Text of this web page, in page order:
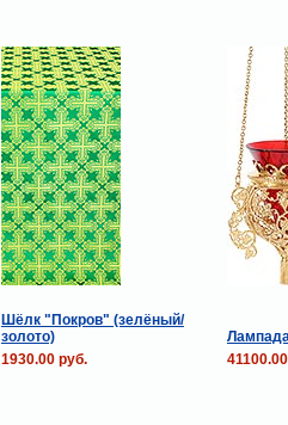
Шёлк "Покров" (зелёный/
золото)
1930.00 руб.